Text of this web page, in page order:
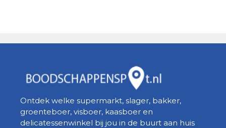
Ontdek welke supermarkt, slager, bakker,
groenteboer, visboer, kaasboer en
delicatessenwinkel bij jou in de buurt aan huis